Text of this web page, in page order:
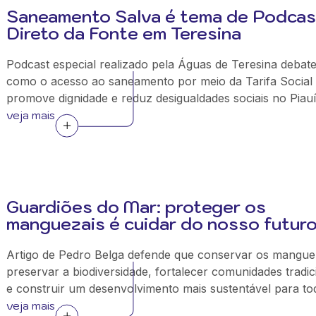
Saneamento Salva é tema de
Direto da Fonte em Teresina
Podcast especial realizado pela Águas de Teresina debate
como o acesso ao saneamento por meio da Tarifa Social
promove dignidade e reduz desigualdades sociais no
veja mais
Guardiões do Mar: proteger os
manguezais é cuidar do nosso
Artigo de Pedro Belga defende que conservar os
preservar a biodiversidade, fortalecer comunidades
e construir um desenvolvimento mais sustentável para
veja mais